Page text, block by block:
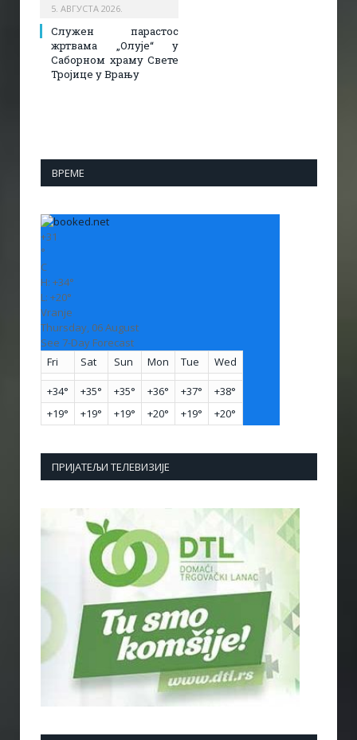
5. АВГУСТА 2026.
Служен парастос
жртвама „Олује“ у
Саборном храму Свете
Тројице у Врању
ВРЕМЕ
+31
°
C
H: +34°
L: +20°
Vranje
Thursday, 06 August
See 7-Day Forecast
Fri
Sat Sun Mon Tue Wed
+34° +35° +35° +36° +37° +38°
+19° +19° +19° +20° +19° +20°
ПРИЈАТЕЉИ ТЕЛЕВИЗИЈЕ